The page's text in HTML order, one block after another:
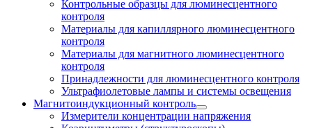
Контрольные образцы для люминесцентного
контроля
Материалы для капиллярного люминесцентного
контроля
Материалы для магнитного люминесцентного
контроля
Принадлежности для люминесцентного контроля
Ультрафиолетовые лампы и системы освещения
Магнитоиндукционный контроль
Измерители концентрации напряжения